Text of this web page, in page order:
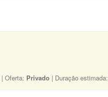
| Oferta: Privado | Duração estimada: